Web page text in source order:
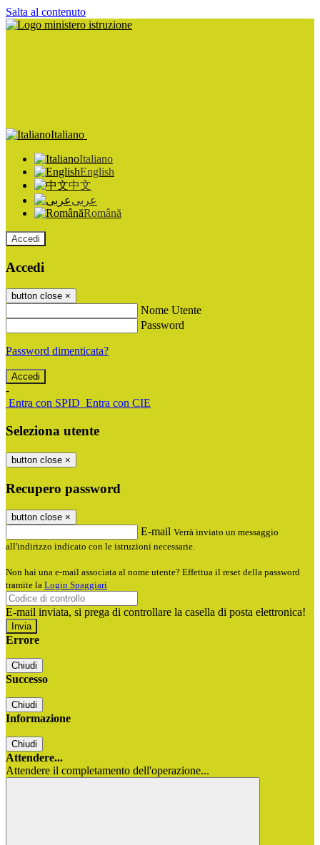
Salta al contenuto
Italiano
Italiano
English
中文
عربى
Română
Accedi
Accedi
button close ×
Nome Utente
Password
Password dimenticata?
-
Entra con SPID Entra con CIE
Seleziona utente
button close ×
Recupero password
button close ×
E-mail Verrà inviato un messaggio
all'indirizzo indicato con le istruzioni necessarie.
Non hai una e-mail associata al nome utente? Effettua il reset della password
tramite la Login Spaggiari
E-mail inviata, si prega di controllare la casella di posta elettronica!
Errore
Chiudi
Successo
Chiudi
Informazione
Chiudi
Attendere...
Attendere il completamento dell'operazione...